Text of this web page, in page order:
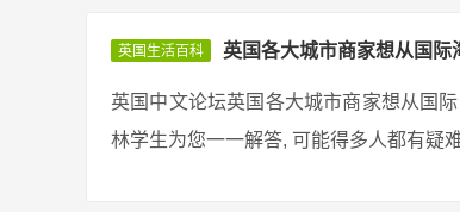
英国生活百科 英国各大城市商家想从国际
英国中文论坛英国各大城市商家想从国
林学生为您一一解答, 可能得多人都有疑